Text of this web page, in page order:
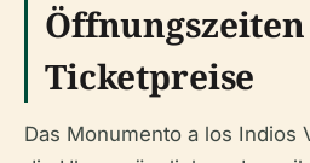
Ticketpreise
Das Monumento a los Indios